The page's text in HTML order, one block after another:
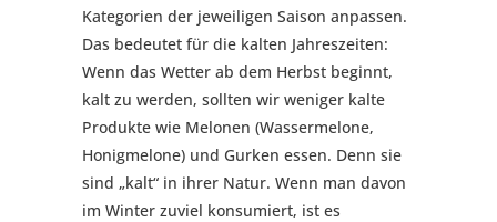
Kategorien der jeweiligen Saison anpassen.
Das bedeutet für die kalten Jahreszeiten:
Wenn das Wetter ab dem Herbst beginnt,
kalt zu werden, sollten wir weniger kalte
Produkte wie Melonen (Wassermelone,
Honigmelone) und Gurken essen. Denn sie
sind „kalt“ in ihrer Natur. Wenn man davon
im Winter zuviel konsumiert, ist es